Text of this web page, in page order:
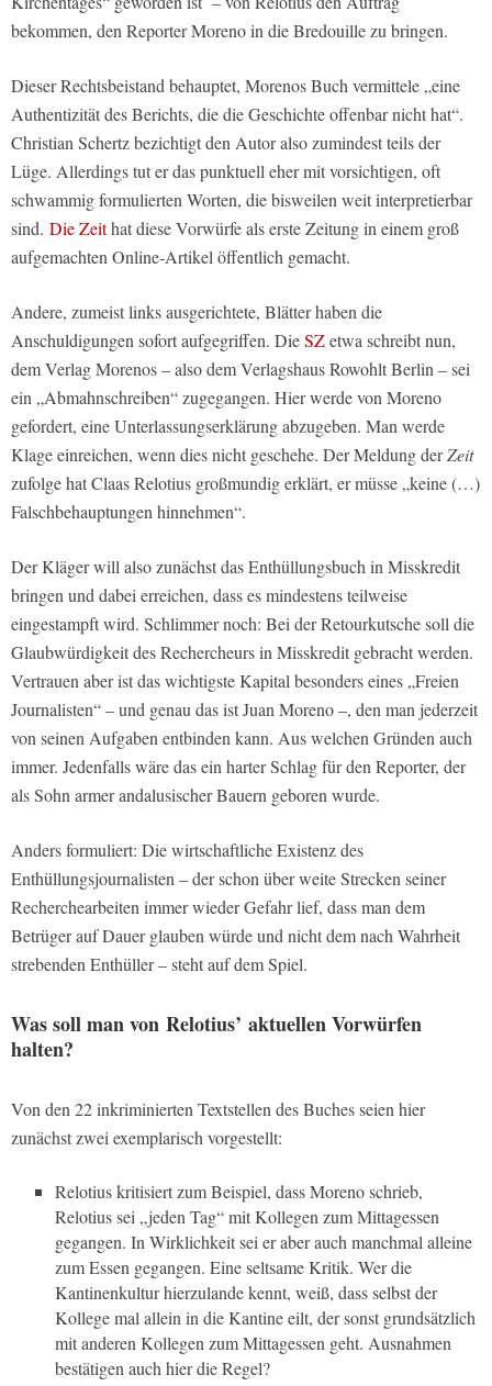
bekommen, den Reporter Moreno in die Bredouille zu bringen.
Dieser Rechtsbeistand behauptet, Morenos Buch vermittele „eine
Authentizität des Berichts, die die Geschichte offenbar nicht hat“.
Christian Schertz bezichtigt den Autor also zumindest teils der
Lüge. Allerdings tut er das punktuell eher mit vorsichtigen, oft
schwammig formulierten Worten, die bisweilen weit interpretierbar
sind. Die Zeithat diese Vorwürfe als erste Zeitung in einem groß
aufgemachten Online-Artikel öffentlich gemacht.
Andere, zumeist links ausgerichtete, Blätter haben die
Anschuldigungen sofort aufgegriffen. DieSZetwa schreibt nun,
dem Verlag Morenos – also dem Verlagshaus Rowohlt Berlin – sei
ein „Abmahnschreiben“ zugegangen. Hier werde von Moreno
gefordert, eine Unterlassungserklärung abzugeben. Man werde
Klage einreichen, wenn dies nicht geschehe. Der Meldung derZeit
zufolge hat Claas Relotius großmundig erklärt, er müsse „keine (…)
Falschbehauptungen hinnehmen“.
Der Kläger will also zunächst das Enthüllungsbuch in Misskredit
bringen und dabei erreichen, dass es mindestens teilweise
eingestampft wird. Schlimmer noch: Bei der Retourkutsche soll die
Glaubwürdigkeit des Rechercheurs in Misskredit gebracht werden.
Vertrauen aber ist das wichtigste Kapital besonders eines „Freien
Journalisten“ – und genau das ist Juan Moreno –, den man jederzeit
von seinen Aufgaben entbinden kann. Aus welchen Gründen auch
immer. Jedenfalls wäre das ein harter Schlag für den Reporter, der
als Sohn armer andalusischer Bauern geboren wurde.
Anders formuliert: Die wirtschaftliche Existenz des
Enthüllungsjournalisten – der schon über weite Strecken seiner
Recherchearbeiten immer wieder Gefahr lief, dass man dem
Betrüger auf Dauer glauben würde und nicht dem nach Wahrheit
strebenden Enthüller – steht auf dem Spiel.
Was soll man von Relotius’ aktuellen Vorwürfen
halten?
Von den 22 inkriminierten Textstellen des Buches seien hier
zunächst zwei exemplarisch vorgestellt:
Relotius kritisiert zum Beispiel, dass Moreno schrieb,
Relotius sei „jeden Tag“ mit Kollegen zum Mittagessen
gegangen. In Wirklichkeit sei er aber auch manchmal alleine
zum Essen gegangen. Eine seltsame Kritik. Wer die
Kantinenkultur hierzulande kennt, weiß, dass selbst der
Kollege mal allein in die Kantine eilt, der sonst grundsätzlich
mit anderen Kollegen zum Mittagessen geht. Ausnahmen
bestätigen auch hier die Regel?